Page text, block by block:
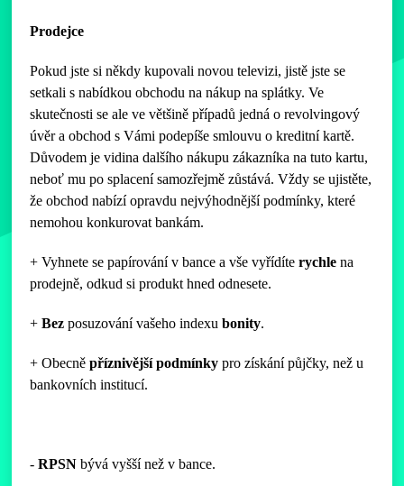
Prodejce
Pokud jste si někdy kupovali novou televizi, jistě jste se
setkali s nabídkou obchodu na nákup na splátky. Ve
skutečnosti se ale ve většině případů jedná o revolvingový
úvěr a obchod s Vámi podepíše smlouvu o kreditní kartě.
Důvodem je vidina dalšího nákupu zákazníka na tuto kartu,
neboť mu po splacení samozřejmě zůstává. Vždy se ujistěte,
že obchod nabízí opravdu nejvýhodnější podmínky, které
nemohou konkurovat bankám.
+ Vyhnete se papírování v bance a vše vyřídíterychle na
prodejně, odkud si produkt hned odnesete.
+Bez posuzování vašeho indexubonity.
+ Obecněpříznivější podmínky pro získání půjčky, než u
bankovních institucí.
-RPSN bývá vyšší než v bance.